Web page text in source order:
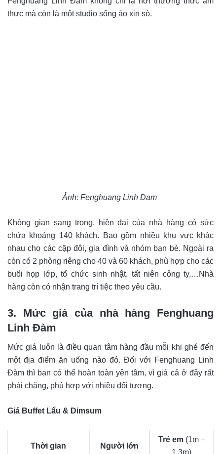
thực mà còn là một studio sống ảo xịn sò.
Ảnh: Fenghuang Linh Dam
Không gian sang trọng, hiện đại của nhà hàng có sức
chứa khoảng 140 khách. Bao gồm nhiều khu vực khác
nhau cho các cặp đôi, gia đình và nhóm bạn bè. Ngoài ra
còn có 2 phòng riêng cho 40 và 60 khách, phù hợp cho các
buổi họp lớp, tổ chức sinh nhật, tất niên công ty,…Nhà
hàng còn có nhận trang trí tiệc theo yêu cầu.
3. Mức giá của nhà hàng Fenghuang
Linh Đàm
Mức giá luôn là điều quan tâm hàng đầu mỗi khi ghé đến
một địa điểm ăn uống nào đó. Đối với Fenghuang Linh
Đàm thì bạn có thể hoàn toàn yên tâm, vì giá cả ở đây rất
phải chăng, phù hợp với nhiều đối tượng.
Giá Buffet Lẩu & Dimsum
Thời gian Người lớn
Trẻ em(1m –